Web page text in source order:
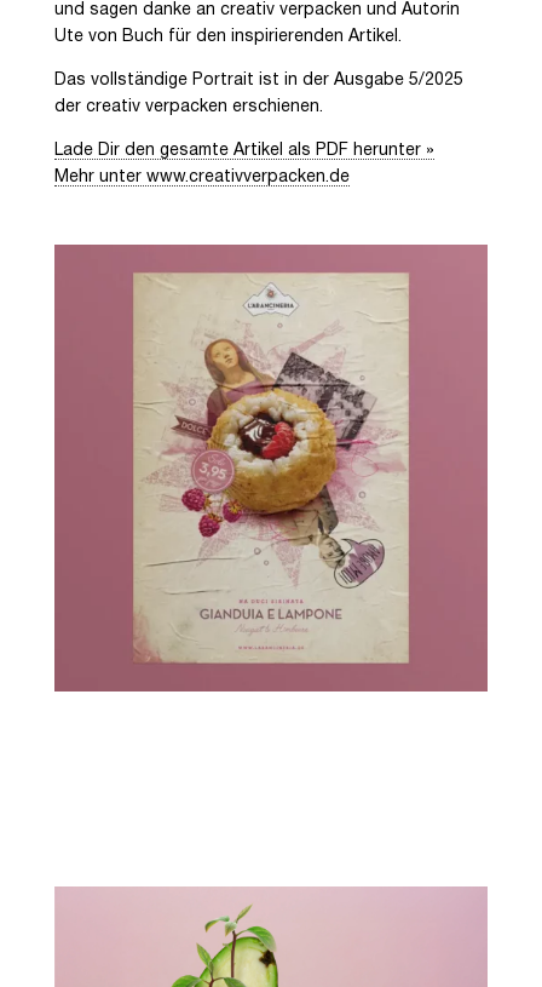
und sagen danke an creativ verpacken und Autorin
Ute von Buch für den inspirierenden Artikel.
Das vollständige Portrait ist in der Ausgabe 5/2025
der creativ verpacken erschienen.
Lade Dir den gesamte Artikel als PDF herunter »
Mehr unter www.creativverpacken.de